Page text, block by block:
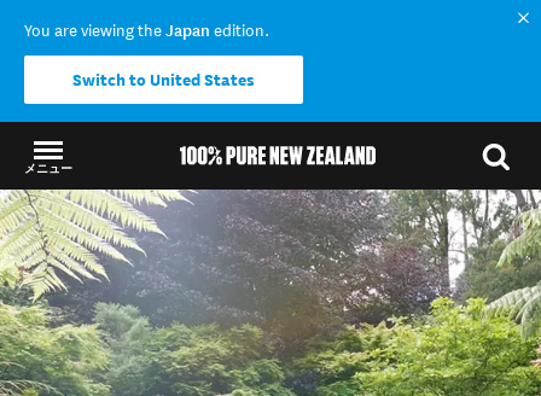
You are viewing theJapan edition.
Switch to United States
メニュー
結果に戻る